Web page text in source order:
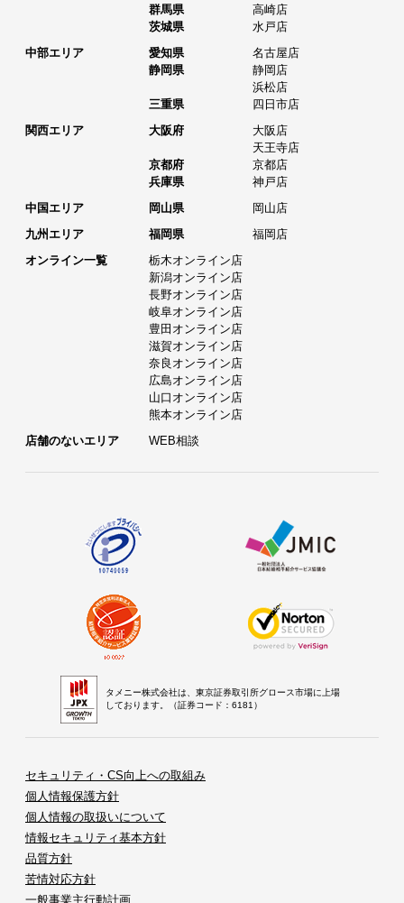
群馬県
高崎店
茨城県
水戸店
中部エリア
愛知県
名古屋店
静岡県
静岡店
浜松店
三重県
四日市店
関西エリア
大阪府
大阪店
天王寺店
京都府
京都店
兵庫県
神戸店
中国エリア
岡山県
岡山店
九州エリア
福岡県
福岡店
オンライン一覧
栃木オンライン店
新潟オンライン店
長野オンライン店
岐阜オンライン店
豊田オンライン店
滋賀オンライン店
奈良オンライン店
広島オンライン店
山口オンライン店
熊本オンライン店
店舗のないエリア
WEB相談
タメニー株式会社は、東京証券取引所グロース市場に上場
しております。（証券コード：6181）
セキュリティ・CS向上への取組み
個人情報保護方針
個人情報の取扱いについて
情報セキュリティ基本方針
品質方針
苦情対応方針
一般事業主行動計画